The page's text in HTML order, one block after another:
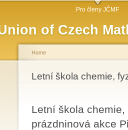
of Czech
Pro členy JČMF
You are here
Home
Letní škola chemie,
Letní škola
prázdninová akce